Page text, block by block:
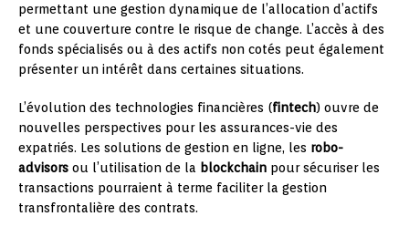
permettant une gestion dynamique de l’allocation d’actifs
et une couverture contre le risque de change. L’accès à des
fonds spécialisés ou à des actifs non cotés peut également
présenter un intérêt dans certaines situations.
L’évolution des technologies financières (fintech) ouvre de
nouvelles perspectives pour les assurances-vie des
expatriés. Les solutions de gestion en ligne, les robo-
advisors ou l’utilisation de la blockchain pour sécuriser les
transactions pourraient à terme faciliter la gestion
transfrontalière des contrats.